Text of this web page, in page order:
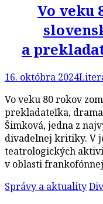
Vo veku
a
16. októbra 2024
Vo veku 80 rokov
prekladateľka,
Šimková, jedna z
divadelnej kritiky. V
teatrologických
v oblasti
Správy a aktuality